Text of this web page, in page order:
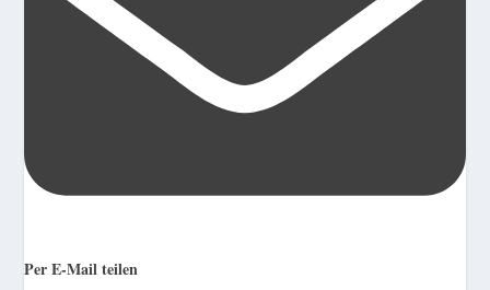
Per E-Mail teilen